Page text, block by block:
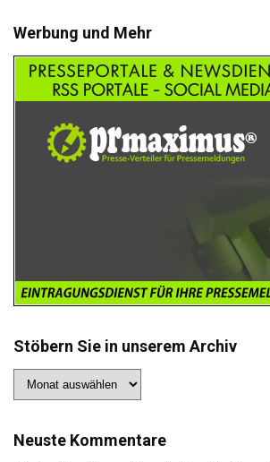
Werbung und Mehr
Stöbern Sie in unserem Archiv
Sie
Archiv
Neuste Kommentare